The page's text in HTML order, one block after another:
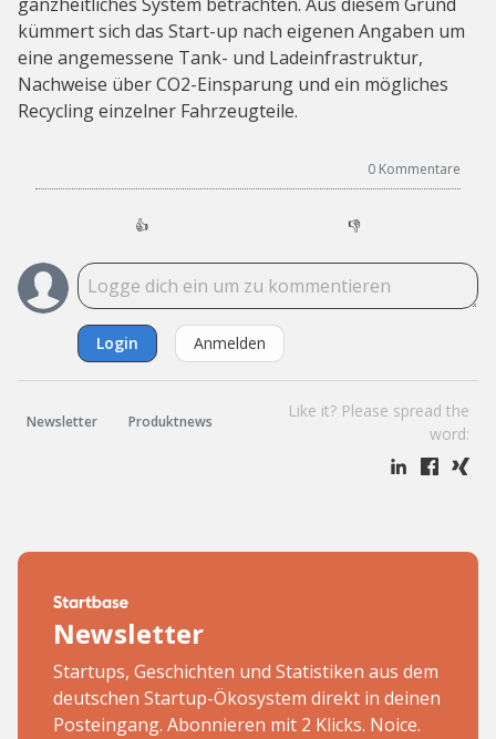
kümmert sich das Start-up nach eigenen Angaben um
eine angemessene Tank- und Ladeinfrastruktur,
Nachweise über CO2-Einsparung und ein mögliches
Recycling einzelner Fahrzeugteile.
0 Kommentare
👍 👎
Login Anmelden
Newsletter Produktnews
Like it? Please spread the
word:
Newsletter
Startups, Geschichten und Statistiken aus dem
deutschen Startup-Ökosystem direkt in deinen
Posteingang. Abonnieren mit 2 Klicks. Noice.